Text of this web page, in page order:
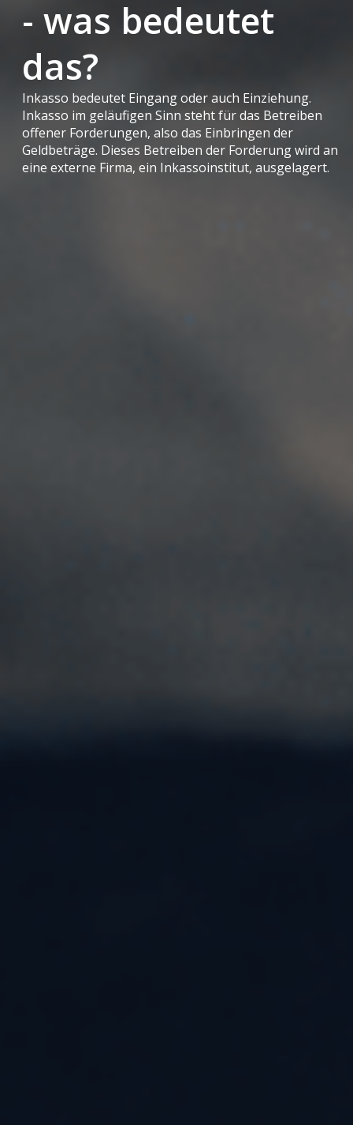
- was bedeutet
das?
Inkasso bedeutet Eingang oder auch Einziehung.
Inkasso im geläufigen Sinn steht für das Betreiben
offener Forderungen, also das Einbringen der
Geldbeträge. Dieses Betreiben der Forderung wird an
eine externe Firma, ein Inkassoinstitut, ausgelagert.